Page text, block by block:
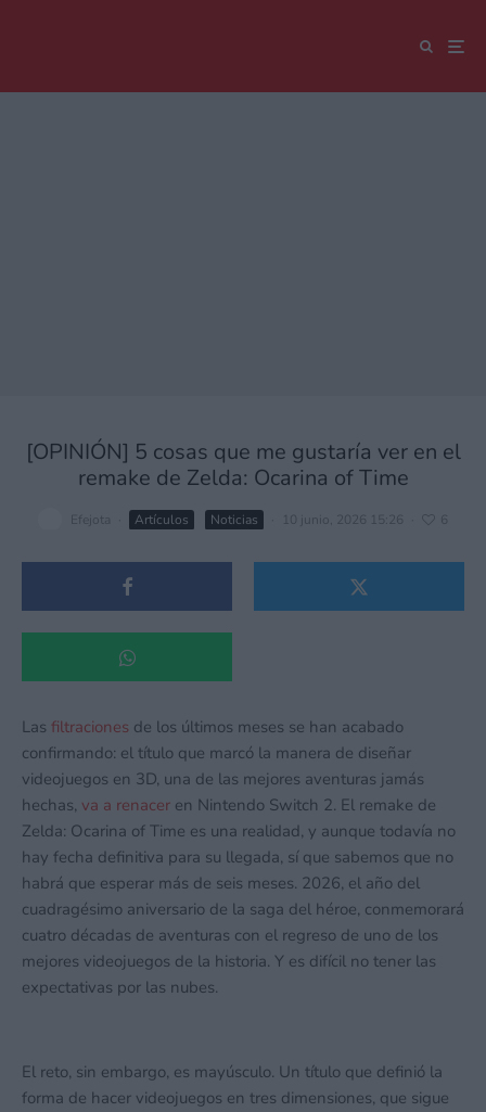
[OPINIÓN] 5 cosas que me gustaría ver en el
remake de Zelda: Ocarina of Time
Efejota Artículos Noticias 10 junio, 2026 15:26 6
Las filtraciones de los últimos meses se han acabado
confirmando: el título que marcó la manera de diseñar
videojuegos en 3D, una de las mejores aventuras jamás
hechas, va a renacer en Nintendo Switch 2. El remake de
Zelda: Ocarina of Time es una realidad, y aunque todavía no
hay fecha definitiva para su llegada, sí que sabemos que no
habrá que esperar más de seis meses. 2026, el año del
cuadragésimo aniversario de la saga del héroe, conmemorará
cuatro décadas de aventuras con el regreso de uno de los
mejores videojuegos de la historia. Y es difícil no tener las
expectativas por las nubes.
El reto, sin embargo, es mayúsculo. Un título que definió la
forma de hacer videojuegos en tres dimensiones, que sigue